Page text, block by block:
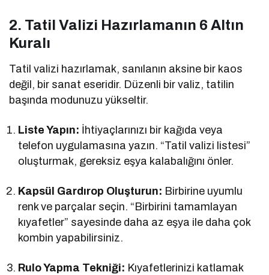
2. Tatil Valizi Hazırlamanın 6 Altın
Kuralı
Tatil valizi hazırlamak, sanılanın aksine bir kaos
değil, bir sanat eseridir. Düzenli bir valiz, tatilin
başında modunuzu yükseltir.
Liste Yapın: İhtiyaçlarınızı bir kağıda veya
telefon uygulamasına yazın. “Tatil valizi listesi”
oluşturmak, gereksiz eşya kalabalığını önler.
Kapsül Gardırop Oluşturun: Birbirine uyumlu
renk ve parçalar seçin. “Birbirini tamamlayan
kıyafetler” sayesinde daha az eşya ile daha çok
kombin yapabilirsiniz.
Rulo Yapma Tekniği: Kıyafetlerinizi katlamak